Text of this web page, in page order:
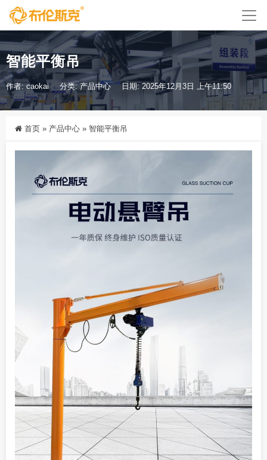
智能平衡吊
作者: caokai 分类: 产品中心 日期: 2025年12月3日 上午11:50
首页 » 产品中心 » 智能平衡吊